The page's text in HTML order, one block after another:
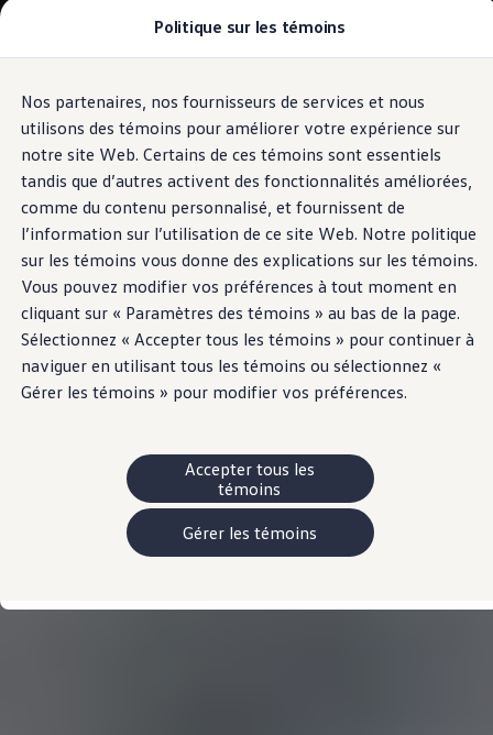
Politique sur les témoins
Nos partenaires, nos fournisseurs de services et nous
utilisons des témoins pour améliorer votre expérience sur
notre site Web. Certains de ces témoins sont essentiels
tandis que d’autres activent des fonctionnalités améliorées,
comme du contenu personnalisé, et fournissent de
l’information sur l’utilisation de ce site Web. Notre politique
sur les témoins vous donne des explications sur les témoins.
Vous pouvez modifier vos préférences à tout moment en
cliquant sur « Paramètres des témoins » au bas de la page.
Sélectionnez « Accepter tous les témoins » pour continuer à
naviguer en utilisant tous les témoins ou sélectionnez «
Gérer les témoins » pour modifier vos préférences.
Accepter tous les
témoins
Gérer les témoins
Passer
au
contenu
principal
Passer
au
pied
de
page
Modèles et offres
Comparez nos véhicules
Pourquoi un véhicule d’occasion certifié
Programmes d’entretien prépayé
Achetez des articles
Garanties et assistance routière
Pourquoi VW
Coût d'utilisation
Modèles et offres
Commandites et partenariats
À propos de Volkswagen
Services financiers
Étapes pour le financement d’une VW
Volkswagen Protection Plusᴹᴰ
Assurance VW
Fin de location
Mon compte
Propriétaires et conducteurs
Au sujet de mon véhicule
Manuel et documentation du propriétaire
Voyants et témoins lumineux
Mises à jour du logiciel du véhicule
Rappels